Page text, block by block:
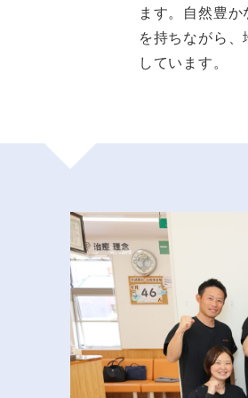
ます。自然豊
を持ちながら
しています。